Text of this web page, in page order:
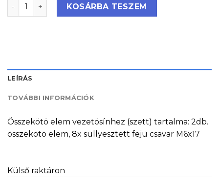
Összekötőelem vezetősínhez mennyiség
KOSÁRBA TESZEM
LEÍRÁS
TOVÁBBI INFORMÁCIÓK
Összekötö elem vezetösínhez (szett) tartalma: 2db.
összekötö elem, 8x süllyesztett fejü csavar M6x17
Külső raktáron